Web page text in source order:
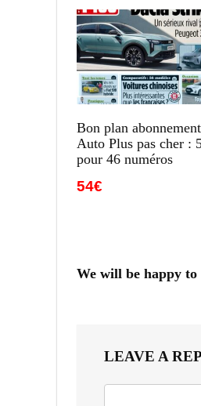
Bon plan abonnement
Auto Plus pas cher :
pour 46 numéros
54€
We will be happy
LEAVE A